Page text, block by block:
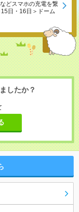
どスマホの充電を繋
日・16日＞ドーム
したか？